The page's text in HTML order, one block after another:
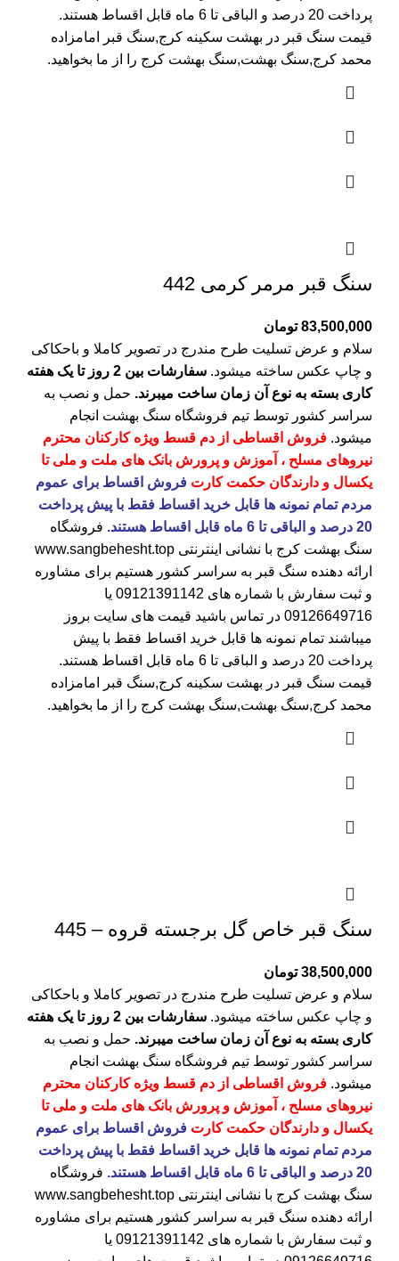
پرداخت 20 درصد و الباقی تا 6 ماه قابل اقساط هستند.
قیمت سنگ قبر در بهشت سکینه کرج,سنگ قبر امامزاده
محمد کرج,سنگ بهشت,سنگ بهشت کرج را از ما بخواهید.
سنگ قبر مرمر کرمی 442
83,500,000 تومان
سلام و عرض تسلیت طرح مندرج در تصویر کاملا و باحکاکی
و چاپ عکس ساخته میشود.
سفارشات بین 2 روز تا یک هفته
کاری بسته به نوع آن زمان ساخت میبرند. حمل و نصب به
سراسر کشور توسط تیم فروشگاه سنگ بهشت انجام
میشود. فروش اقساطی از دم قسط ویژه کارکنان محترم
نیروهای مسلح ، آموزش و پرورش بانک های ملت و ملی تا
یکسال و دارندگان حکمت کارت فروش اقساط برای عموم
مردم تمام نمونه ها قابل خرید اقساط فقط با پیش پرداخت
20 درصد و الباقی تا 6 ماه قابل اقساط هستند.
فروشگاه
سنگ بهشت کرج با نشانی اینترنتی www.sangbehesht.top
ارائه دهنده سنگ قبر به سراسر کشور هستیم برای مشاوره
و ثبت سفارش با شماره های 09121391142 یا
09126649716 در تماس باشید قیمت های سایت بروز
میباشند تمام نمونه ها قابل خرید اقساط فقط با پیش
پرداخت 20 درصد و الباقی تا 6 ماه قابل اقساط هستند.
قیمت سنگ قبر در بهشت سکینه کرج,سنگ قبر امامزاده
محمد کرج,سنگ بهشت,سنگ بهشت کرج را از ما بخواهید.
سنگ قبر خاص گل برجسته قروه – 445
38,500,000 تومان
سلام و عرض تسلیت طرح مندرج در تصویر کاملا و باحکاکی
و چاپ عکس ساخته میشود.
سفارشات بین 2 روز تا یک هفته
کاری بسته به نوع آن زمان ساخت میبرند. حمل و نصب به
سراسر کشور توسط تیم فروشگاه سنگ بهشت انجام
میشود. فروش اقساطی از دم قسط ویژه کارکنان محترم
نیروهای مسلح ، آموزش و پرورش بانک های ملت و ملی تا
یکسال و دارندگان حکمت کارت فروش اقساط برای عموم
مردم تمام نمونه ها قابل خرید اقساط فقط با پیش پرداخت
20 درصد و الباقی تا 6 ماه قابل اقساط هستند.
فروشگاه
سنگ بهشت کرج با نشانی اینترنتی www.sangbehesht.top
ارائه دهنده سنگ قبر به سراسر کشور هستیم برای مشاوره
و ثبت سفارش با شماره های 09121391142 یا